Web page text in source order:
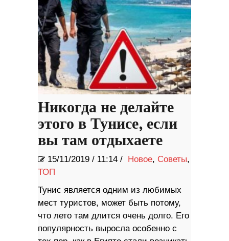
Никогда не делайте
этого в Тунисе, если
вы там отдыхаете
15/11/2019 / 11:14 / Новое, Советы,
ТОП
Тунис является одним из любимых
мест туристов, может быть потому,
что лето там длится очень долго. Его
популярность выросла особенно с